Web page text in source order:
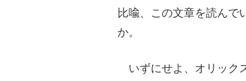
比喩、この文章を読んで
か。
いずにせよ、オリック